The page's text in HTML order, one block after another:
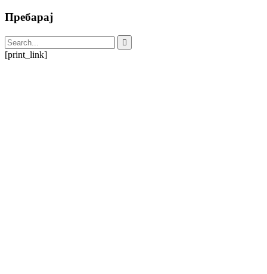
Пребарај
[print_link]